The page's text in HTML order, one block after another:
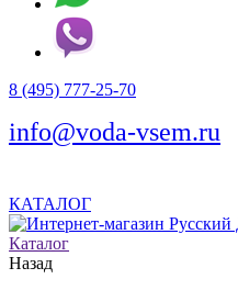
8 (495) 777-25-70
info@voda-vsem.ru
КАТАЛОГ
Каталог
Назад